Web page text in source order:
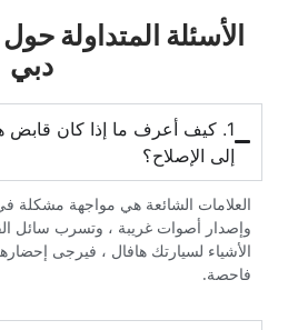
‏الأسئلة المتداولة
دبي‏
‏1. كيف أعرف ما إذا كان قابض
إلى الإصلاح؟‏
‏العلامات الشائعة هي مواجهة مشكلة في
وإصدار أصوات غريبة ، وتسرب سائل
الأشياء لسيارتك هافال ، فيرجى
فاحصة.‏